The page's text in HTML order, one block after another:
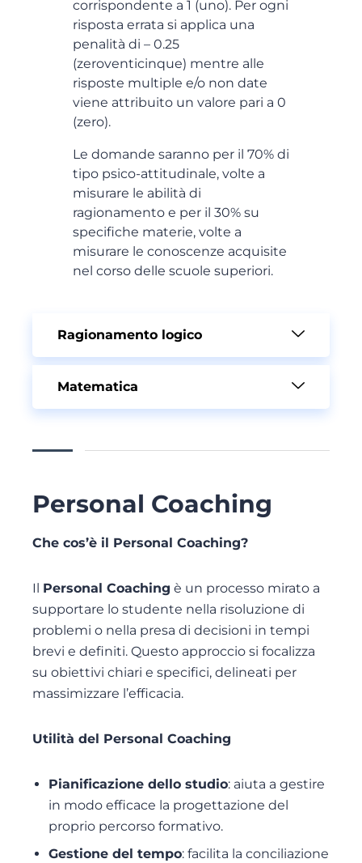
corrispondente a 1 (uno). Per ogni
risposta errata si applica una
penalità di – 0.25
(zeroventicinque) mentre alle
risposte multiple e/o non date
viene attribuito un valore pari a 0
(zero).
Le domande saranno per il 70% di
tipo psico-attitudinale, volte a
misurare le abilità di
ragionamento e per il 30% su
specifiche materie, volte a
misurare le conoscenze acquisite
nel corso delle scuole superiori.
Ragionamento logico
Matematica
Personal Coaching
Che cos’è il Personal Coaching?
Il Personal Coaching è un processo mirato a
supportare lo studente nella risoluzione di
problemi o nella presa di decisioni in tempi
brevi e definiti. Questo approccio si focalizza
su obiettivi chiari e specifici, delineati per
massimizzare l’efficacia.
Utilità del Personal Coaching
Pianificazione dello studio: aiuta a gestire
in modo efficace la progettazione del
proprio percorso formativo.
Gestione del tempo: facilita la conciliazione